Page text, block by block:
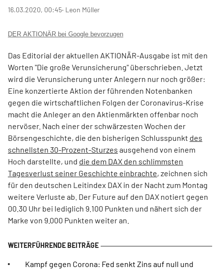
16.03.2020, 00:45‧ Leon Müller
DER AKTIONÄR bei Google bevorzugen
Das Editorial der aktuellen AKTIONÄR-Ausgabe ist mit den
Worten "Die große Verunsicherung" überschrieben. Jetzt
wird die Verunsicherung unter Anlegern nur noch größer:
Eine konzertierte Aktion der führenden Notenbanken
gegen die wirtschaftlichen Folgen der Coronavirus-Krise
macht die Anleger an den Aktienmärkten offenbar noch
nervöser. Nach einer der schwärzesten Wochen der
Börsengeschichte, die den bisherigen Schlusspunkt des
schnellsten 30-Prozent-Sturzes ausgehend von einem
Hoch darstellte, und die dem DAX den schlimmsten
Tagesverlust seiner Geschichte einbrachte, zeichnen sich
für den deutschen Leitindex DAX in der Nacht zum Montag
weitere Verluste ab. Der Future auf den DAX notiert gegen
00.30 Uhr bei lediglich 9.100 Punkten und nähert sich der
Marke von 9.000 Punkten weiter an.
Kampf gegen Corona: Fed senkt Zins auf null und